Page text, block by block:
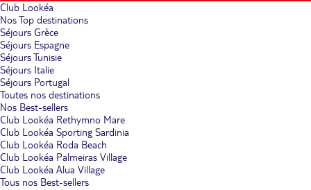
Club Lookéa
Nos Top destinations
Séjours Grèce
Séjours Espagne
Séjours Tunisie
Séjours Italie
Séjours Portugal
Toutes nos destinations
Nos Best-sellers
Club Lookéa Rethymno Mare
Club Lookéa Sporting Sardinia
Club Lookéa Roda Beach
Club Lookéa Palmeiras Village
Club Lookéa Alua Village
Tous nos Best-sellers